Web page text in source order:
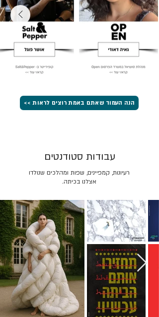
הנה העמוד שאתם באמת רוצים לראות >>
רעיונות, קמפיינים, שפות ומהלכים שנולדו
אצלנו בכיתה.
עבודות סטודנטים